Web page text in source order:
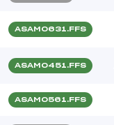
ASAM0631.FFS
ASAM0451.FFS
ASAM0561.FFS